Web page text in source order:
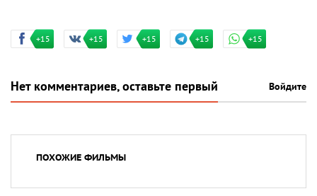
+15 +15 +15 +15 +15
Нет комментариев, оставьте первый Войдите
ПОХОЖИЕ ФИЛЬМЫ